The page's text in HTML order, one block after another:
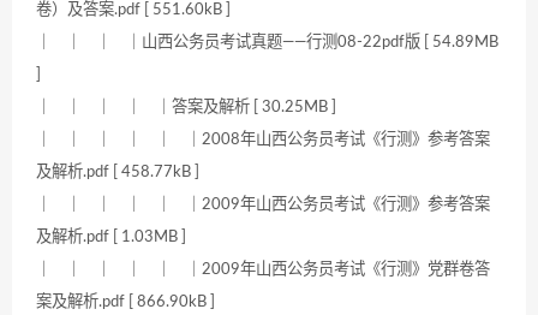
卷）及答案.pdf [ 551.60kB ]
｜ ｜ ｜ ｜山西公务员考试真题——行测08-22pdf版 [ 54.89MB
｜ ｜ ｜ ｜ ｜答案及解析 [ 30.25MB ]
｜ ｜ ｜ ｜ ｜ ｜2008年山西公务员考试《行测》参考答案
及解析.pdf [ 458.77kB ]
｜ ｜ ｜ ｜ ｜ ｜2009年山西公务员考试《行测》参考答案
及解析.pdf [ 1.03MB ]
｜ ｜ ｜ ｜ ｜ ｜2009年山西公务员考试《行测》党群卷答
案及解析.pdf [ 866.90kB ]